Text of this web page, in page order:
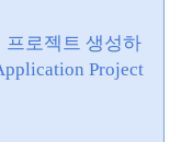
로젝트 생성하
Project